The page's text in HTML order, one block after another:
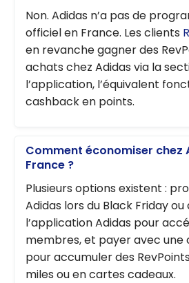
Non. Adidas n’a pas de
officiel en France. Les clients
en revanche gagner des
achats chez Adidas via la
l’application, l’équivalent
cashback en points.
Comment économiser chez
France ?
Plusieurs options existent :
Adidas lors du Black Friday ou
l’application Adidas pour
membres, et payer avec une
pour accumuler des
miles ou en cartes cadeaux.